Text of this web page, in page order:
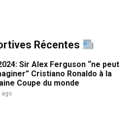
Récentes
Sir Alex Ferguson “ne peut
Cristiano Ronaldo à la
Coupe du monde
ago